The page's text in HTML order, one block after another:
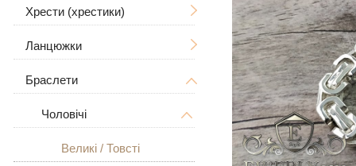
Чоловічі
Великі
Ладанки
Дерево Життя
Знаки зодіаку
У вигляді собаки
Хрести (хрестики)
Без розп'яття
З розп'яттям
Чоловічі
Великі
Жіночі
Ланцюжки
Чоловічі
Великі / Товсті
Жіночі
Браслети
Чоловічі
Великі / Товсті